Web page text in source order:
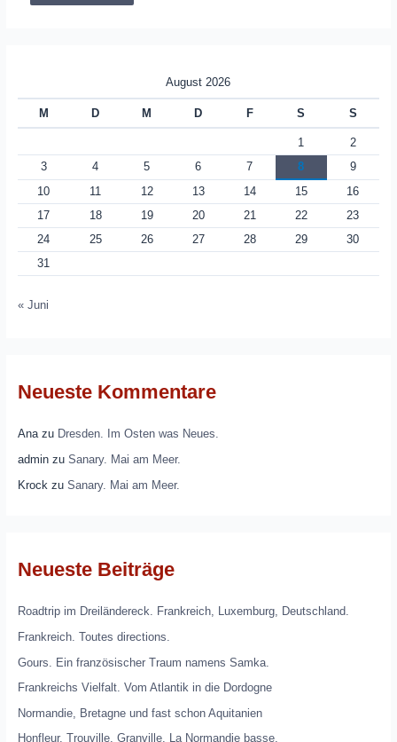
August 2026
M D M D F S S
1
2
3
4 5 6 7 8
9
10
11 12 13 14 15
16
17
18 19 20 21 22
23
24
25 26 27 28 29
30
31
« Juni
Neueste Kommentare
Anazu Dresden. Im Osten was Neues.
adminzu Sanary. Mai am Meer.
Krock zu Sanary. Mai am Meer.
Neueste Beiträge
Roadtrip im Dreiländereck. Frankreich, Luxemburg, Deutschland.
Frankreich. Toutes directions.
Gours. Ein französischer Traum namens Samka.
Frankreichs Vielfalt. Vom Atlantik in die Dordogne
Normandie, Bretagne und fast schon Aquitanien
Honfleur. Trouville. Granville. La Normandie basse.